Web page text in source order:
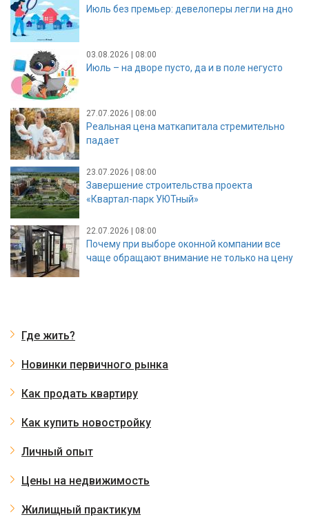
Июль без премьер: девелоперы легли на дно
03.08.2026 | 08:00
Июль – на дворе пусто, да и в поле негусто
27.07.2026 | 08:00
Реальная цена маткапитала стремительно
падает
23.07.2026 | 08:00
Завершение строительства проекта
«Квартал-парк УЮТный»
22.07.2026 | 08:00
Почему при выборе оконной компании все
чаще обращают внимание не только на цену
Где жить?
Новинки первичного рынка
Как продать квартиру
Как купить новостройку
Личный опыт
Цены на недвижимость
Жилищный практикум